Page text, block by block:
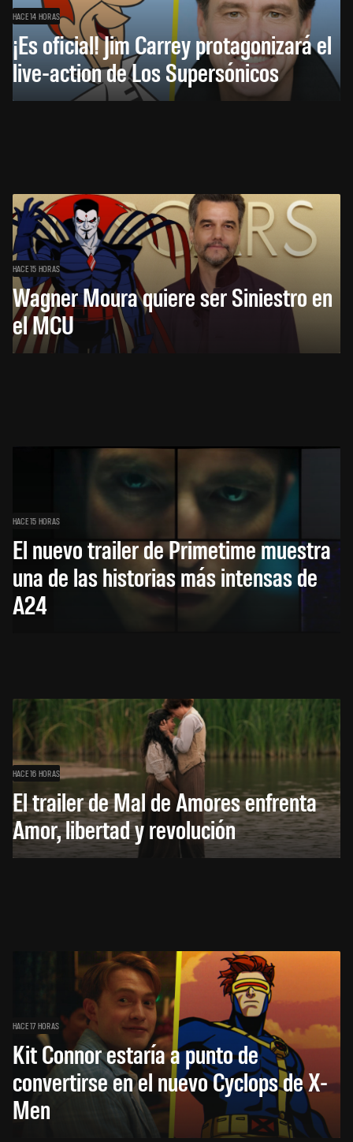
HACE 14 HORAS
¡Es oficial! Jim Carrey protagonizará el
live-action de Los Supersónicos
HACE 15 HORAS
Wagner Moura quiere ser Siniestro en
el MCU
HACE 15 HORAS
El nuevo trailer de Primetime muestra
una de las historias más intensas de
A24
HACE 16 HORAS
El trailer de Mal de Amores enfrenta
Amor, libertad y revolución
HACE 17 HORAS
Kit Connor estaría a punto de
convertirse en el nuevo Cyclops de X-
Men